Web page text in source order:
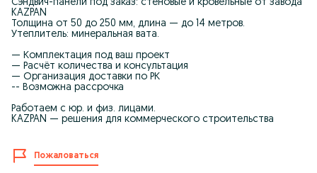
Сэндвич-панели под заказ: стеновые и кровельные от завода
KAZPAN
Толщина от 50 до 250 мм, длина — до 14 метров.
Утеплитель: минеральная вата.
— Комплектация под ваш проект
— Расчёт количества и консультация
— Организация доставки по РК
-- Возможна рассрочка
Работаем с юр. и физ. лицами.
KAZPAN — решения для коммерческого строительства
Пожаловаться